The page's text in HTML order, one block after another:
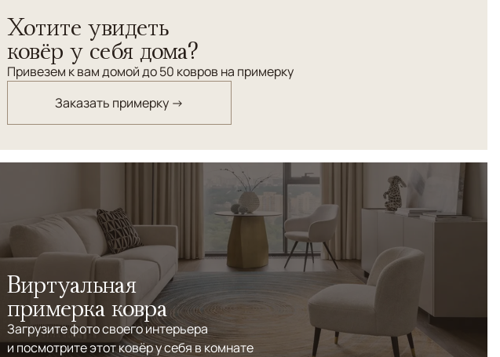
Хотите увидеть
ковёр у себя дома?
Привезем к вам домой до 50 ковров на примерку
Заказать примерку →
Виртуальная
примерка ковра
Загрузите фото своего интерьера
и посмотрите этот ковёр у себя в комнате